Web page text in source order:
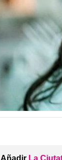
Añadir La